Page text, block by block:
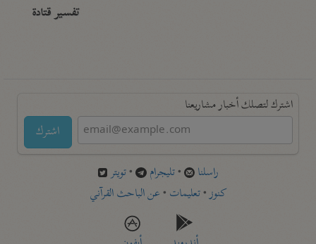
تفسير قتادة
اشترك لتصلك أخبار مشاريعنا
اشترك
راسلنا •تليجرام •تويتر
كنوز•تعليمات •عن الباحث القرآني